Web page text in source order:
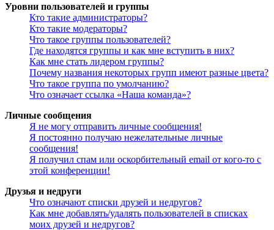
Уровни пользователей и группы
Кто такие администраторы?
Кто такие модераторы?
Что такое группы пользователей?
Где находятся группы и как мне вступить в них?
Как мне стать лидером группы?
Почему названия некоторых групп имеют разные цвета?
Что такое группа по умолчанию?
Что означает ссылка «Наша команда»?
Личные сообщения
Я не могу отправить личные сообщения!
Я постоянно получаю нежелательные личные
сообщения!
Я получил спам или оскорбительный email от кого-то с
этой конференции!
Друзья и недруги
Что означают списки друзей и недругов?
Как мне добавлять/удалять пользователей в списках
моих друзей и недругов?